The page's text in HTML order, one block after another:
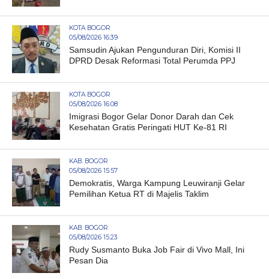
KOTA BOGOR
05/08/2026 16:39
Samsudin Ajukan Pengunduran Diri, Komisi II
DPRD Desak Reformasi Total Perumda PPJ
KOTA BOGOR
05/08/2026 16:08
Imigrasi Bogor Gelar Donor Darah dan Cek
Kesehatan Gratis Peringati HUT Ke-81 RI
KAB. BOGOR
05/08/2026 15:57
Demokratis, Warga Kampung Leuwiranji Gelar
Pemilihan Ketua RT di Majelis Taklim
KAB. BOGOR
05/08/2026 15:23
Rudy Susmanto Buka Job Fair di Vivo Mall, Ini
Pesan Dia